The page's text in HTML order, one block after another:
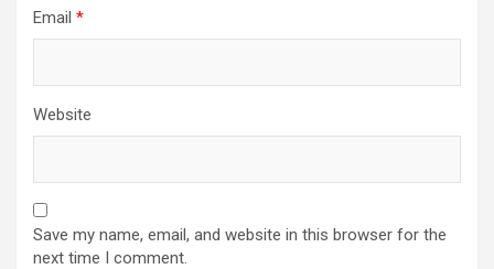
Email *
Website
Save my name, email, and website in this browser for the
next time I comment.